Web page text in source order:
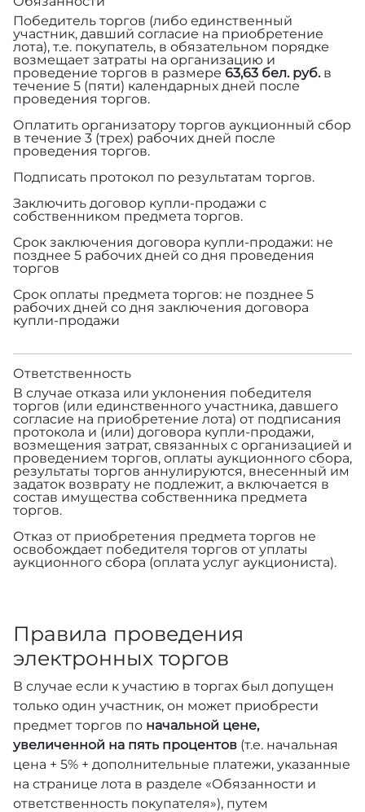
Победитель торгов (либо единственный
участник, давший согласие на приобретение
лота), т.е. покупатель, в обязательном порядке
возмещает затраты на организацию и
проведение торгов в размере 63,63 бел. руб.в
течение 5 (пяти) календарных дней после
проведения торгов.
Оплатить организатору торгов аукционный сбор
в течение 3 (трех) рабочих дней после
проведения торгов.
Подписать протокол по результатам торгов.
Заключить договор купли-продажи с
собственником предмета торгов.
Срок заключения договора купли-продажи: не
позднее 5 рабочих дней со дня проведения
торгов
Срок оплаты предмета торгов: не позднее 5
рабочих дней со дня заключения договора
купли-продажи
Ответственность
В случае отказа или уклонения победителя
торгов (или единственного участника, давшего
согласие на приобретение лота) от подписания
протокола и (или) договора купли-продажи,
возмещения затрат, связанных с организацией и
проведением торгов, оплаты аукционного сбора,
результаты торгов аннулируются, внесенный им
задаток возврату не подлежит, а включается в
состав имущества собственника предмета
торгов.
Отказ от приобретения предмета торгов не
освобождает победителя торгов от уплаты
аукционного сбора (оплата услуг аукциониста).
Правила проведения
электронных торгов
В случае если к участию в торгах был допущен
только один участник, он может приобрести
предмет торгов по начальной цене,
увеличенной на пять процентов (т.е. начальная
цена + 5% + дополнительные платежи, указанные
на странице лота в разделе «Обязанности и
ответственность покупателя»), путем